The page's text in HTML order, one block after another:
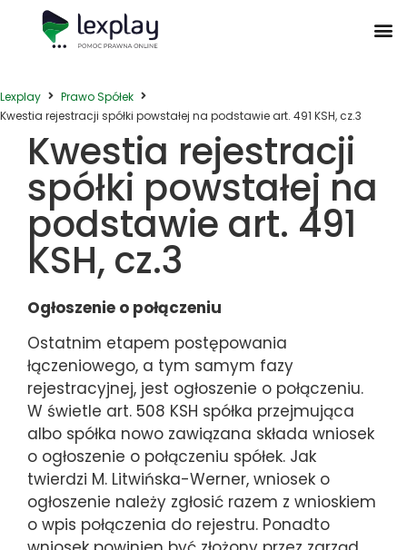
Lexplay
Prawo Spółek
Kwestia rejestracji spółki powstałej na podstawie art. 491 KSH, cz.3
Kwestia rejestracji
spółki powstałej na
podstawie art. 491
KSH, cz.3
Ogłoszenie o połączeniu
Ostatnim etapem postępowania
łączeniowego, a tym samym fazy
rejestracyjnej, jest ogłoszenie o połączeniu.
W świetle art. 508 KSH spółka przejmująca
albo spółka nowo zawiązana składa wniosek
o ogłoszenie o połączeniu spółek. Jak
twierdzi M. Litwińska-Werner, wniosek o
ogłoszenie należy zgłosić razem z wnioskiem
o wpis połączenia do rejestru. Ponadto